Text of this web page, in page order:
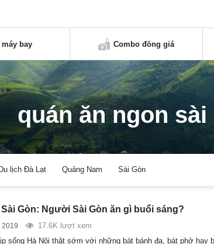
máy bay Combo đồng giá
quán ăn ngon sài
Du lịch Đà Lạt Quảng Nam Sài Gòn
Gòn: Người Sài Gòn ăn gì buổi sáng?
2019
17.6K lượt xem
sống Hà Nội thật sớm với những bát bánh đa, bát phở hay